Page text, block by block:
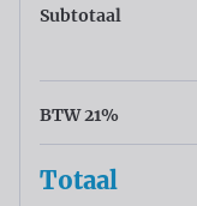
Subtotaal
BTW 21%
Totaal